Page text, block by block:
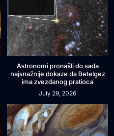
Astronomi pronašli do sada
najsnažnije dokaze da Betelgez
ima zvezdanog pratioca
July 29, 2026